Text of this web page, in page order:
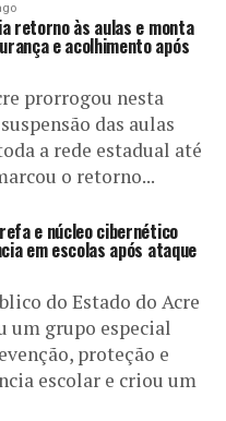
retorno às aulas e monta
e acolhimento após
prorrogou nesta
das aulas
a rede estadual até
o retorno...
e núcleo cibernético
em escolas após ataque
do Estado do Acre
um grupo especial
proteção e
escolar e criou um